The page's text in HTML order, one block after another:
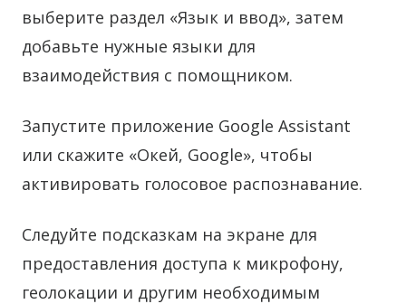
выберите раздел «Язык и ввод», затем
добавьте нужные языки для
взаимодействия с помощником.
Запустите приложение Google Assistant
или скажите «Окей, Google», чтобы
активировать голосовое распознавание.
Следуйте подсказкам на экране для
предоставления доступа к микрофону,
геолокации и другим необходимым